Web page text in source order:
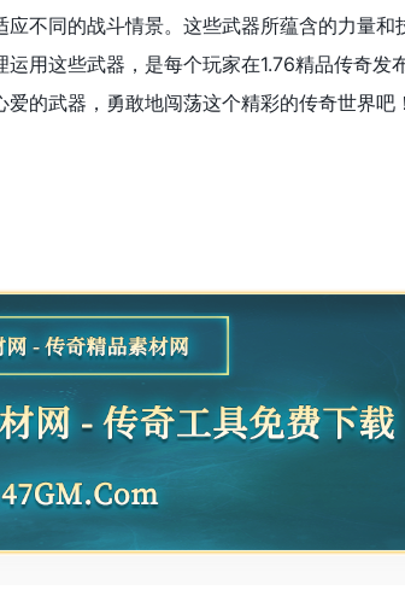
不同的战斗情景。这些武器所蕴含的力量和
用这些武器，是每个玩家在1.76精品传奇发
的武器，勇敢地闯荡这个精彩的传奇世界吧！